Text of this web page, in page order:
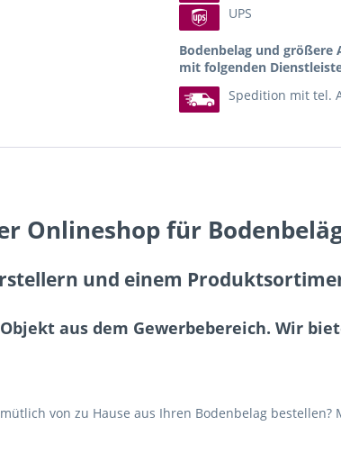
UPS
Bodenbelag und größere
mit folgenden
Spedition mit tel.
Onlineshop für
und einem
aus dem Gewerbebereich. Wir
von zu Hause aus Ihren Bodenbelag